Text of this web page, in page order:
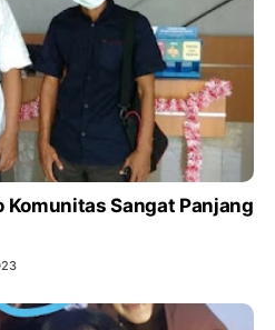
Komunitas Sangat Panjang